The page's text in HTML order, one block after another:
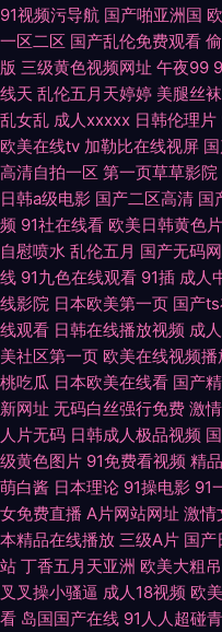
91视频污导航 国产啪亚洲国
一区二区 国产乱伦免费观看
版 三级黄色视频网址 午夜99
线天 乱伦五月天婷婷 美腿丝
乱女乱 成人xxxxx 日韩伦理片
欧美在线tv 加勒比在线视屏
高清自拍一区 第一页草草影院
日韩a级电影 国产二区高清 国
频 91社在线看 欧美日韩黄色片
自慰喷水 乱伦五月 国产无码
线 91九色在线观看 91插 成人
线影院 日本欧美第一页 国产
线观看 日韩在线播放视频 成
美社区第一页 欧美在线视频播
桃吃瓜 日本欧美在线看 国产
新网址 无码白丝强行免费 激
人片无码 日韩成人极品视频
级黄色图片 91免费看视频 精
萌白酱 日本理论 91操电影 91
女免费直播 A片网站网址 激情
本精品在线播放 三级A片 国产
站 丁香五月天亚洲 欧美大粗
叉叉操小骚逼 成人18视频 欧
看 岛国国产在线 91人人超碰